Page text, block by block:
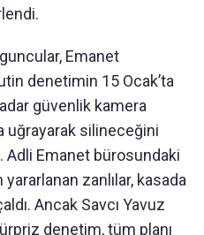
Emanet
denetimin 15 Ocak’ta
güvenlik kamera
uğrayarak silineceğini
Emanet bürosundaki
zanlılar, kasada
Ancak Savcı Yavuz
denetim, tüm planı